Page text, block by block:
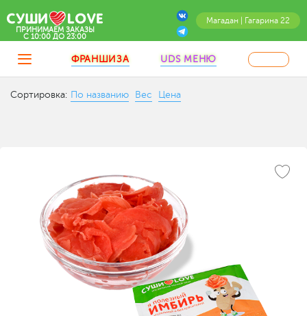
Магадан | Гагарина 22
ПРИНИМАЕМ ЗАКАЗЫ
C 10:00 ДО 23:00
ФРАНШИЗА UDS МЕНЮ
Сортировка: По названию Вес Цена